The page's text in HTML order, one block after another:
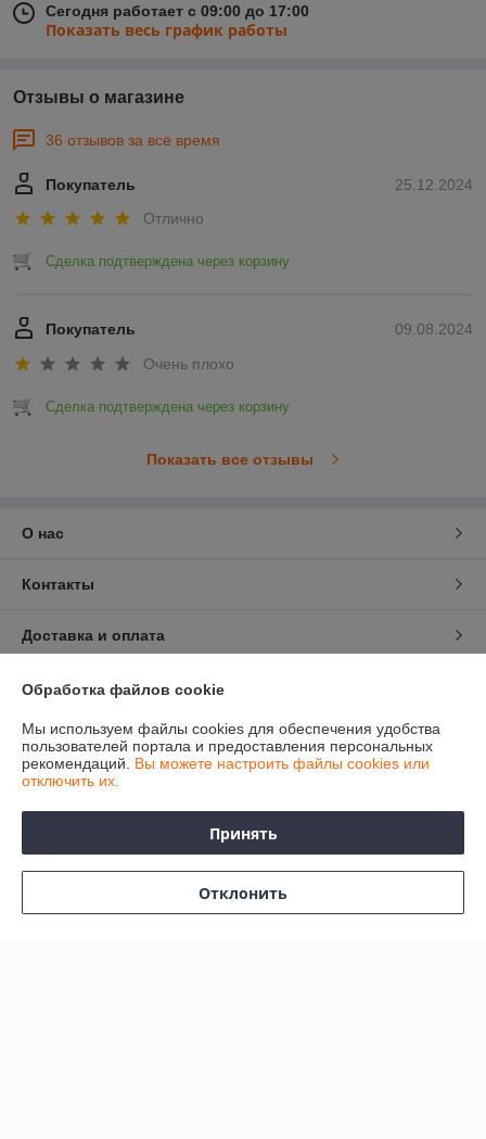
Сегодня работает с 09:00 до 17:00
Показать весь график работы
Отзывы о магазине
36 отзывов за всё время
25.12.2024
Покупатель
Отлично
Сделка подтверждена через корзину
09.08.2024
Покупатель
Очень плохо
Сделка подтверждена через корзину
Показать все отзывы
О нас
Контакты
Доставка и оплата
График работы
Полная версия сайта
Политика обработки cookies
Сайт создан на платформе Deal.by
Обработка файлов cookie
Мы используем файлы cookies для обеспечения удобства
пользователей портала и предоставления персональных
рекомендаций. Вы можете настроить файлы cookies или
отключить их.
Принять
Отклонить